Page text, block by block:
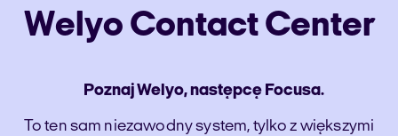
Welyo Contact Center
Poznaj Welyo, następcę Focusa.
To ten sam niezawodny system, tylko z większymi